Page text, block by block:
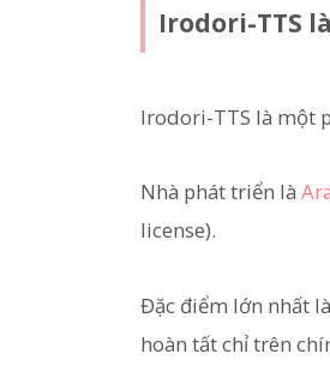
Irodori-TTS
Irodori-TTS là một
Nhà phát triển là
license).
Đặc điểm lớn nhất
hoàn tất chỉ trên